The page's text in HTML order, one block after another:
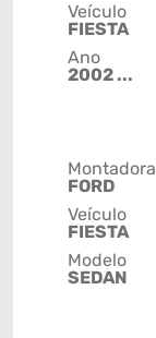
Veículo
FIESTA
Ano
2002 ...
Montadora
FORD
Veículo
FIESTA
Modelo
SEDAN